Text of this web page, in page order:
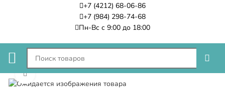
+7 (4212) 68-06-86
+7 (984) 298-74-68
Пн-Вс с 9:00 до 18:00
Нажмите, чтобы увеличить